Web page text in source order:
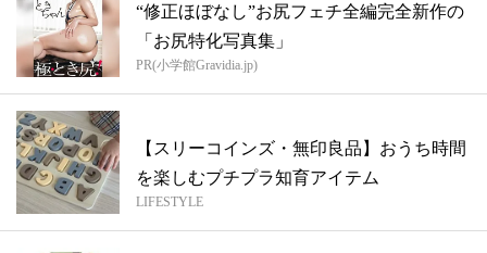
“修正ほぼなし”お尻フェチ全編完全新作の
「お尻特化写真集」
PR(小学館Gravidia.jp)
【スリーコインズ・無印良品】おうち時間
を楽しむプチプラ知育アイテム
LIFESTYLE